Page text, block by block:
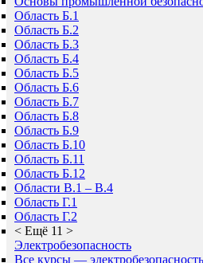
Область Б.1
Область Б.2
Область Б.3
Область Б.4
Область Б.5
Область Б.6
Область Б.7
Область Б.8
Область Б.9
Область Б.10
Область Б.11
Область Б.12
Области В.1 – В.4
Область Г.1
Область Г.2
< Ещё 11 >
Электробезопасность
Все курсы — электробезопасность